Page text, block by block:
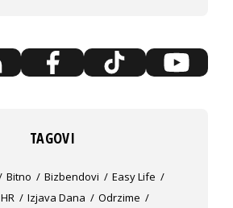
TAGOVI
Bitno Bizbendovi
Easy Life
HR Izjava Dana
Odrzime